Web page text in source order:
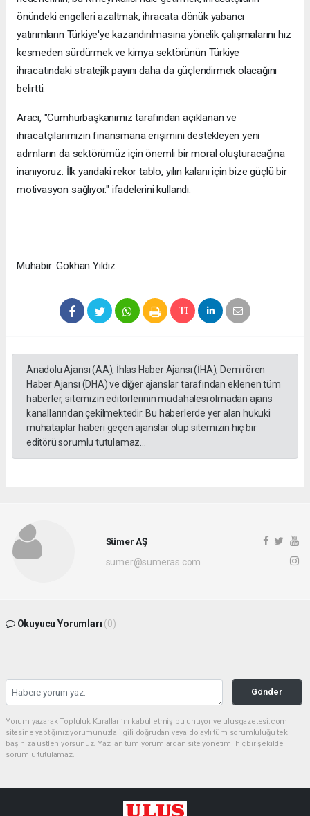
önündeki engelleri azaltmak, ihracata dönük yabancı
yatırımların Türkiye'ye kazandırılmasına yönelik çalışmalarını hız
kesmeden sürdürmek ve kimya sektörünün Türkiye
ihracatındaki stratejik payını daha da güçlendirmek olacağını
belirtti.
Aracı, "Cumhurbaşkanımız tarafından açıklanan ve
ihracatçılarımızın finansmana erişimini destekleyen yeni
adımların da sektörümüz için önemli bir moral oluşturacağına
inanıyoruz. İlk yarıdaki rekor tablo, yılın kalanı için bize güçlü bir
motivasyon sağlıyor." ifadelerini kullandı.
Muhabir: Gökhan Yıldız
Anadolu Ajansı (AA), İhlas Haber Ajansı (İHA), Demirören
Haber Ajansı (DHA) ve diğer ajanslar tarafından eklenen tüm
haberler, sitemizin editörlerinin müdahalesi olmadan ajans
kanallarından çekilmektedir. Bu haberlerde yer alan hukuki
muhataplar haberi geçen ajanslar olup sitemizin hiç bir
editörü sorumlu tutulamaz...
Sümer AŞ
sumer@sumeras.com
Okuyucu Yorumları (0)
Gönder
Yorum yazarak Topluluk Kuralları’nı kabul etmiş bulunuyor ve ulusgazetesi.com
sitesine yaptığınız yorumunuzla ilgili doğrudan veya dolaylı tüm sorumluluğu tek
başınıza üstleniyorsunuz. Yazılan tüm yorumlardan site yönetimi hiçbir şekilde
sorumlu tutulamaz.